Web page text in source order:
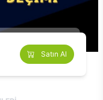
Satın Al